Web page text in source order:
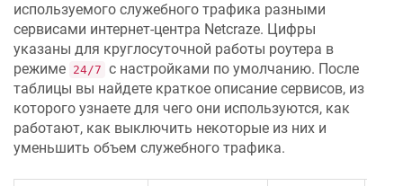
используемого служебного трафика разными
сервисами интернет-центра Netcraze. Цифры
указаны для круглосуточной работы роутера в
режиме 24/7 с настройками по умолчанию. После
таблицы вы найдете краткое описание сервисов, из
которого узнаете для чего они используются, как
работают, как выключить некоторые из них и
уменьшить объем служебного трафика.